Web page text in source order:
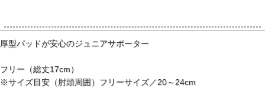
厚型パッドが安心のジュニアサポーター
フリー（総丈17cm）
※サイズ目安（肘頭周囲）フリーサイズ／20～24cm